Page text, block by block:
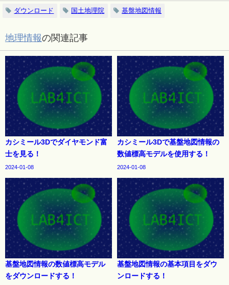
ダウンロード 国土地理院 基盤地図情報
地理情報の関連記事
カシミール3Dでダイヤモンド富
士を見る！
2024-01-08
カシミール3Dで基盤地図情報の
数値標高モデルを使用する！
2024-01-08
基盤地図情報の数値標高モデル
をダウンロードする！
基盤地図情報の基本項目をダウ
ンロードする！